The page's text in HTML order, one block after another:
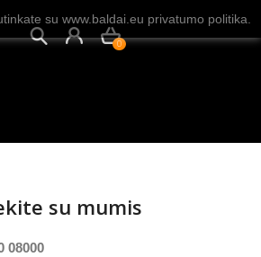
0
su mumis
08000
su www.baldai.eu privatumo politika.